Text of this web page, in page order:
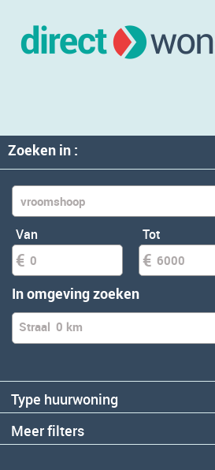
Zoeken in :
Van Tot
In omgeving zoeken
Straal 0 km
Type huurwoning
Meer filters